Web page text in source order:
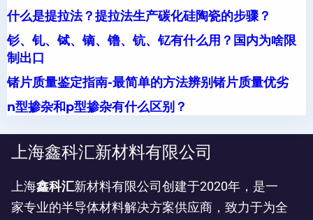
什么是提拉法？提拉法生产碳化硅陶瓷的步骤？
钐、钆、铽、镝、镥、钪、钇有什么用？国内为啥限
制出口
锗片质量鉴定指南-最简单的方法辨别锗片质量优劣
n型掺杂和p型掺杂有什么区别？
上海鑫科汇新材料有限公司
上海鑫科汇新材料有限公司创建于2020年，是一
家专业的半导体材料解决方案供应商，致力于为全